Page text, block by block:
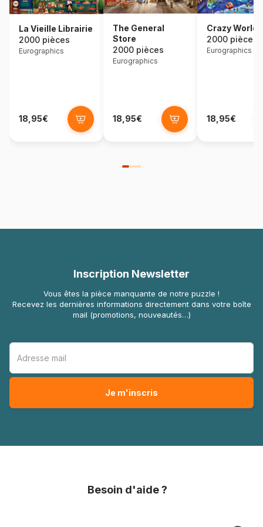
La Vieille Librairie
2000 pièces
Eurographics
18,95€
The General
Store
2000 pièces
Eurographics
18,95€
Crazy World
2000 pièces
Eurographics
18,95€
Inscription Newsletter
Vous êtes la pièce manquante de notre puzzle !
Recevez les dernières informations directement dans votre boîte
mail (promotions, nouveautés…)
Besoin d'aide ?